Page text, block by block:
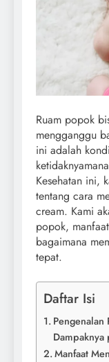
Ruam popok
mengganggu
ini adalah
Kesehatan ini,
tentang cara
cream. Kami
popok,
bagaimana
tepat.
Daftar Isi
Pengenalan
Dampaknya
Manfaat